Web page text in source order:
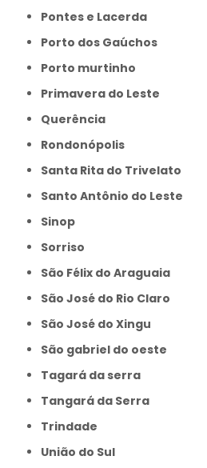
Pontes e Lacerda
Porto dos Gaúchos
Porto murtinho
Primavera do Leste
Querência
Rondonópolis
Santa Rita do Trivelato
Santo Antônio do Leste
Sinop
Sorriso
São Félix do Araguaia
São José do Rio Claro
São José do Xingu
São gabriel do oeste
Tagará da serra
Tangará da Serra
Trindade
União do Sul